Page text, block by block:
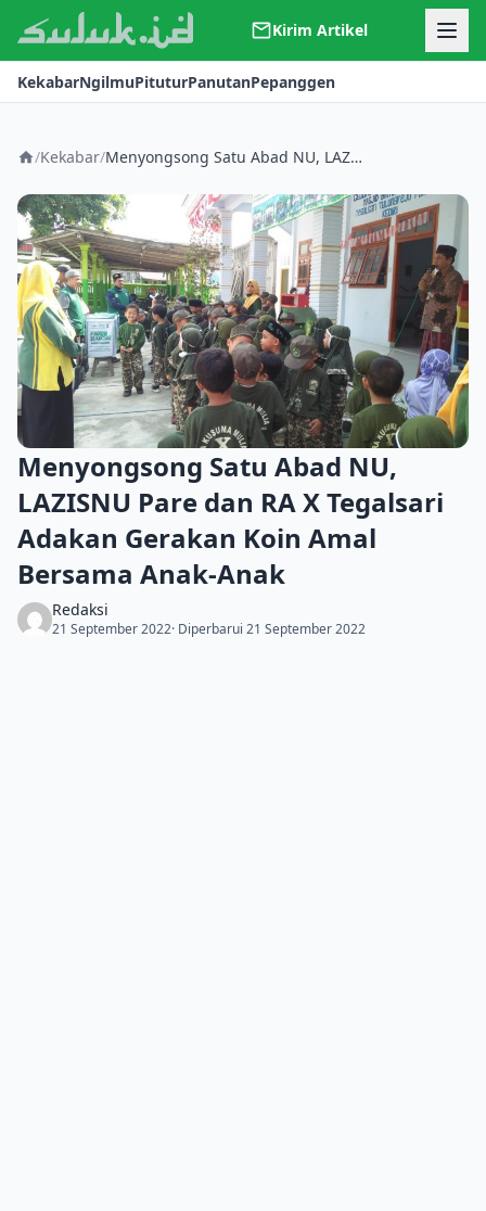
Kirim Artikel
Kerjasama
Kontak
KekabarNgilmuPituturPanutanPepanggen
/Kekabar/ Menyongsong Satu Abad NU, LAZISNU Pare dan RA X Tegalsari Adakan Gerakan Koin Amal Bersama Anak-Anak
Menyongsong Satu Abad NU,
LAZISNU Pare dan RA X Tegalsari
Adakan Gerakan Koin Amal
Bersama Anak-Anak
Redaksi
21 September 2022· Diperbarui 21 September 2022